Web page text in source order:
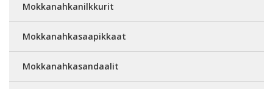
Mokkanahkanilkkurit
Mokkanahkasaapikkaat
Mokkanahkasandaalit